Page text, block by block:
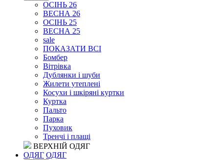
ОСІНЬ 26
ВЕСНА 26
ОСІНЬ 25
ВЕСНА 25
sale
ПОКАЗАТИ ВСІ
Бомбер
Вітрівка
Дублянки і шуби
Жилети утеплені
Косухи і шкіряні куртки
Куртка
Пальто
Парка
Пуховик
Тренчі і плащі
ВЕРХНІЙ ОДЯГ
ОДЯГ ОДЯГ